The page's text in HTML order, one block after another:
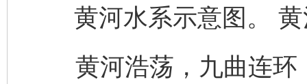
黄河水系示意图。
黄河浩荡，九曲连环